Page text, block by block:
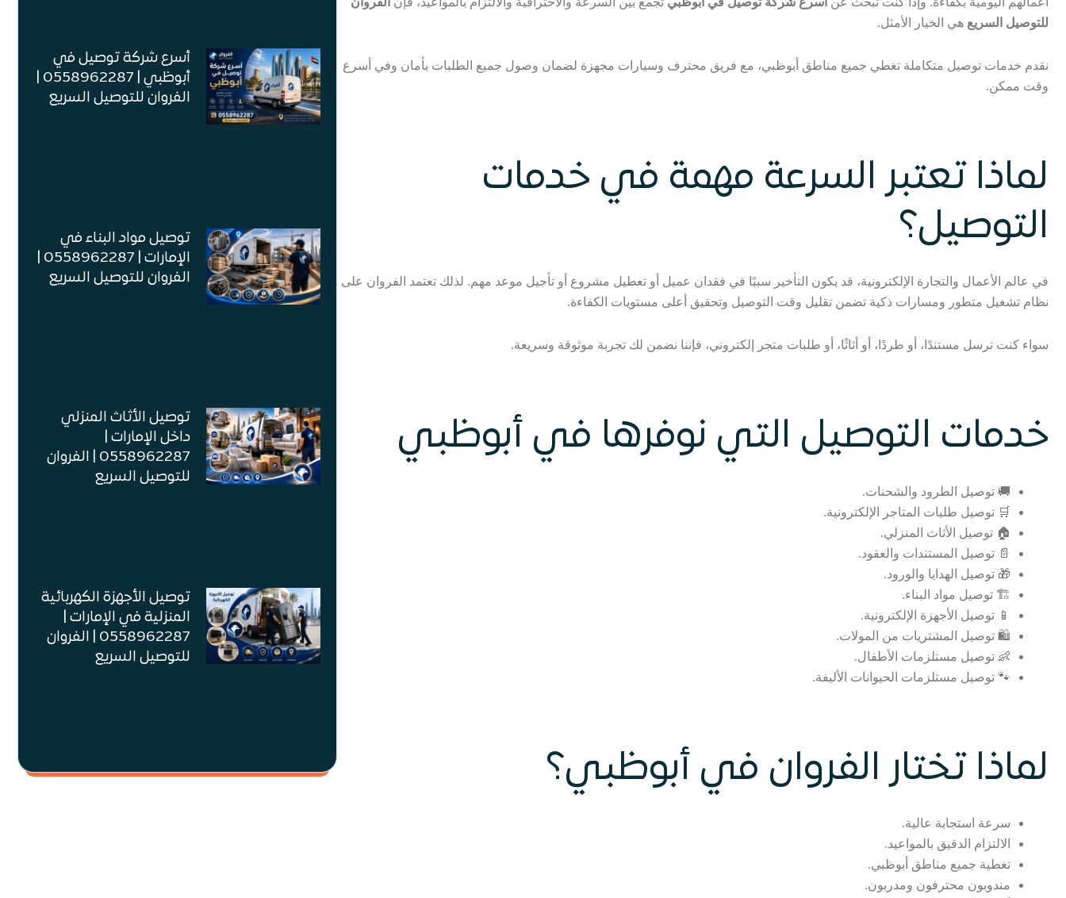
للتوصيل السريع هي الخيار الأمثل.
نقدم خدمات توصيل متكاملة تغطي جميع مناطق أبوظبي، مع فريق محترف وسيارات مجهزة لضمان وصول جميع الطلبات بأمان وفي أسرع
وقت ممكن.
لماذا تعتبر السرعة مهمة في خدمات
التوصيل؟
في عالم الأعمال والتجارة الإلكترونية، قد يكون التأخير سببًا في فقدان عميل أو تعطيل مشروع أو تأجيل موعد مهم. لذلك تعتمد الفروان على
نظام تشغيل متطور ومسارات ذكية تضمن تقليل وقت التوصيل وتحقيق أعلى مستويات الكفاءة.
سواء كنت ترسل مستندًا، أو طردًا، أو أثاثًا، أو طلبات متجر إلكتروني، فإننا نضمن لك تجربة موثوقة وسريعة.
خدمات التوصيل التي نوفرها في أبوظبي
🚚 توصيل الطرود والشحنات.
🛒 توصيل طلبات المتاجر الإلكترونية.
🏠 توصيل الأثاث المنزلي.
📄 توصيل المستندات والعقود.
🎁 توصيل الهدايا والورود.
🏗️ توصيل مواد البناء.
📱 توصيل الأجهزة الإلكترونية.
🛍️ توصيل المشتريات من المولات.
👶 توصيل مستلزمات الأطفال.
🐾 توصيل مستلزمات الحيوانات الأليفة.
لماذا تختار الفروان في أبوظبي؟
سرعة استجابة عالية.
الالتزام الدقيق بالمواعيد.
تغطية جميع مناطق أبوظبي.
مندوبون محترفون ومدربون.
أسرع شركة توصيل في
الفروان للتوصيل السريع
توصيل مواد البناء في
الفروان للتوصيل السريع
توصيل الأثاث المنزلي
داخل الإمارات |
0558962287 | الفروان
للتوصيل السريع
توصيل الأجهزة الكهربائية
المنزلية في الإمارات |
0558962287 | الفروان
للتوصيل السريع